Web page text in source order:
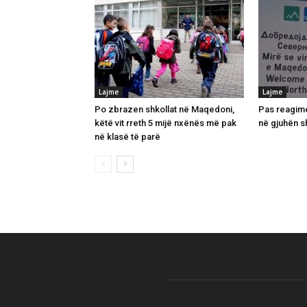
Lajme
Po zbrazen shkollat në Maqedoni,
këtë vit rreth 5 mijë nxënës më pak
në klasë të parë
Lajme
Pas
në gjuhën